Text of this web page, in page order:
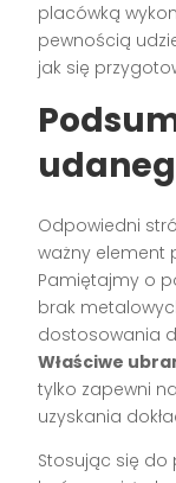
placówką
pewnością
jak się
Odpowiedni
ważny element
Pamiętajmy o
brak
dostosowania
Właściwe
tylko zapewni
uzyskania
Stosując się do